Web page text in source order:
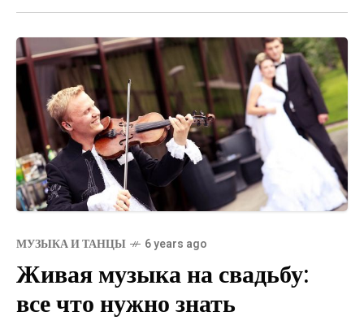
МУЗЫКА И ТАНЦЫ 6 years ago
Живая музыка на свадьбу:
все что нужно знать